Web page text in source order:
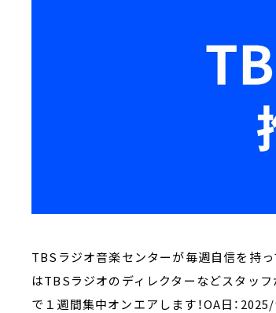
TBSラジオ音楽センターが毎週自信を持っ
はTBSラジオのディレクターなどスタッ
で１週間集中オンエアします！OA日：